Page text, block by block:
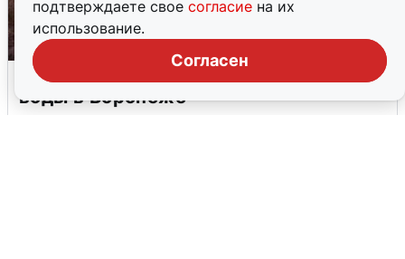
подтверждаете свое согласие на их
использование.
Согласен
Опубликована карта отключений
воды в Воронеже